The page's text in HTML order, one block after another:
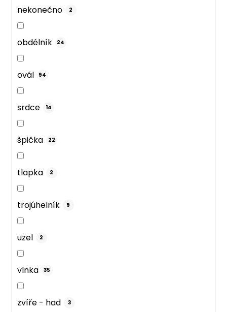
nekonečno 2
obdélník 24
ovál 94
srdce 14
špička 22
tlapka 2
trojúhelník 9
uzel 2
vlnka 35
zvíře - had 3